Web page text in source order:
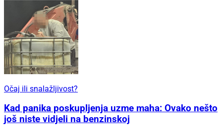
Očaj ili snalažljivost?
Kad panika poskupljenja uzme maha: Ovako nešto
još niste vidjeli na benzinskoj